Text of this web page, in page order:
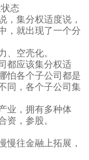
态
集分权适度说，
，就出现了一个分
空壳化。
应该集分权适
怕各个子公司都是
同，各个子公司集
，拥有多种体
资，参股。
往金融上拓展，